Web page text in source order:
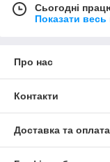
Сьогодні
Показати весь
Про нас
Контакти
Доставка та оплата